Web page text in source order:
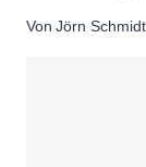
Von Jörn Schmidt